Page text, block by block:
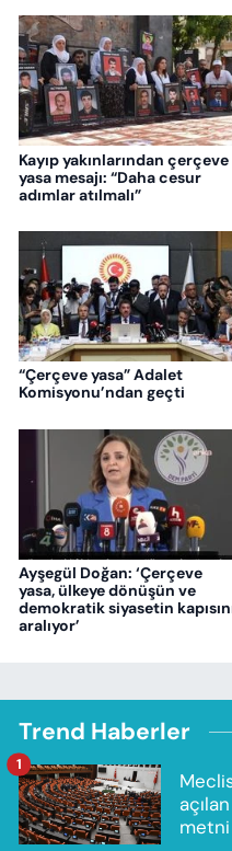
Kayıp yakınlarından çerçeve
yasa mesajı: “Daha cesur
adımlar atılmalı”
“Çerçeve yasa” Adalet
Komisyonu’ndan geçti
Ayşegül Doğan: ‘Çerçeve
yasa, ülkeye dönüşün ve
demokratik siyasetin
aralıyor’
Trend Haberler
metni
1